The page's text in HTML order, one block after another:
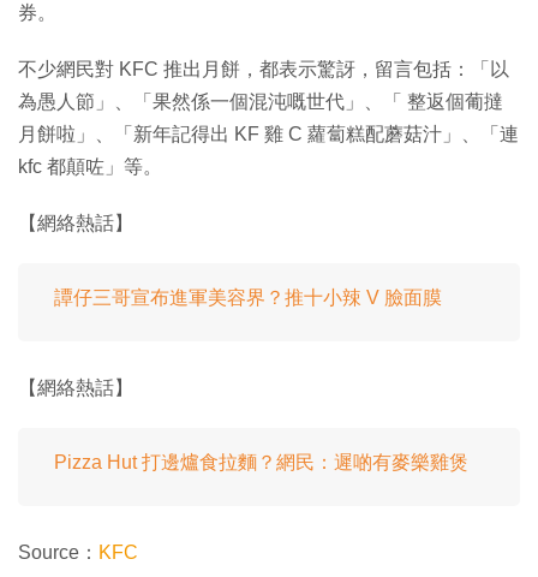
券。
不少網民對 KFC 推出月餅，都表示驚訝，留言包括：「以
為愚人節」、「果然係一個混沌嘅世代」、「 整返個葡撻
月餅啦」、「新年記得出 KF 雞 C 蘿蔔糕配蘑菇汁」、「連
kfc 都顛咗」等。
【網絡熱話】
譚仔三哥宣布進軍美容界？推十小辣 V 臉面膜
【網絡熱話】
Pizza Hut 打邊爐食拉麵？網民：遲啲有麥樂雞煲
Source： KFC